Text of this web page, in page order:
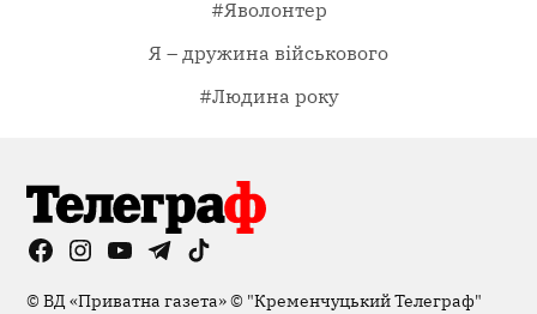
#Яволонтер
Я – дружина військового
#Людина року
FacebookInstagram
YouTubeTelegramTikTok
©ВД «Приватна газета»© "Кременчуцький Телеграф"